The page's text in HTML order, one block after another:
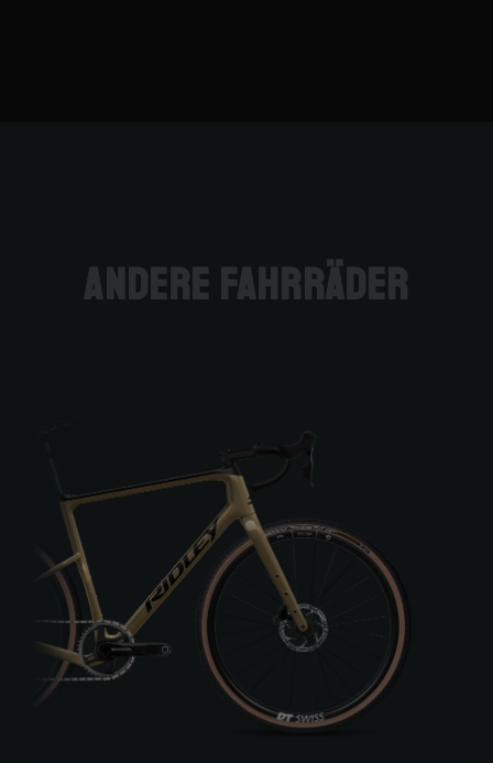
andere Fahrräder